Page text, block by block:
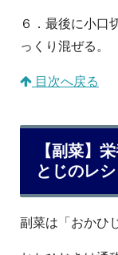
６．最後に小口
っくり混ぜる。
目次へ戻る
【副菜】
とじのレ
副菜は「おかひ